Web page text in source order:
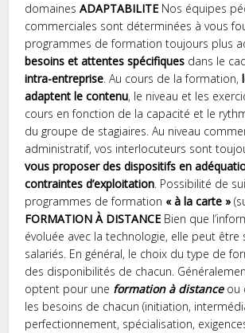
domainesADAPTABILITE Nos équipes
commerciales sont déterminées à vous
programmes de formation toujours plus
besoins et attentes spécifiques dans le
intra-entreprise. Au cours de la formation,
adaptent le contenu, le niveau et les
cours en fonction de la capacité et le
du groupe de stagiaires. Au niveau
administratif, vos interlocuteurs sont
vous proposer des dispositifs en
contraintes d’exploitation. Possibilité de
programmes de formation « à la carte »
FORMATION À DISTANCE Bien que
évoluée avec la technologie, elle peut être
salariés. En général, le choix du type de
des disponibilités de chacun.
optent pour une formation à distanceou
les besoins de chacun (initiation,
perfectionnement, spécialisation,